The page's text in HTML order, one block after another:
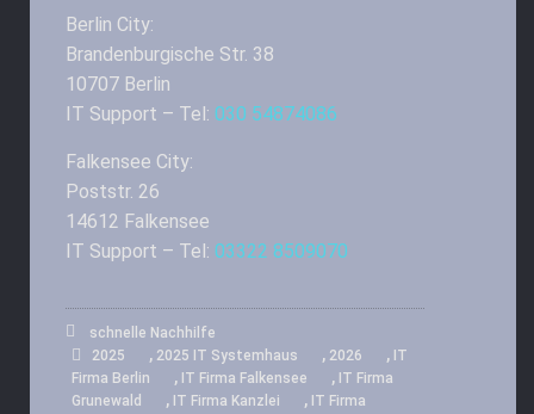
Berlin City:
Brandenburgische Str. 38
10707 Berlin
IT Support – Tel: 030 54874086
Falkensee City:
Poststr. 26
14612 Falkensee
IT Support – Tel: 03322 8509070
schnelle Nachhilfe
2025
, 2025 IT Systemhaus , 2026 , IT
Firma Berlin
, IT Firma Falkensee , IT Firma
Grunewald
, IT Firma Kanzlei , IT Firma